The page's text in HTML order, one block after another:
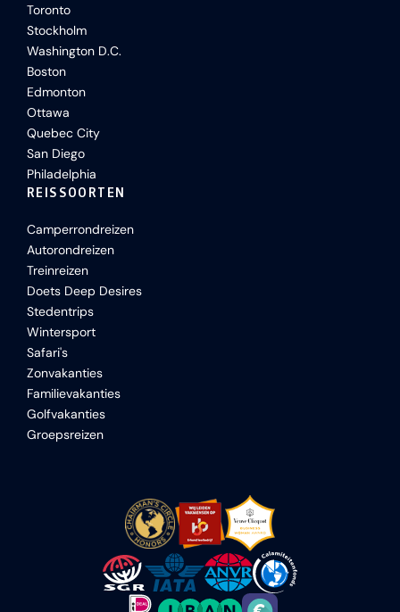
Toronto
Stockholm
Washington D.C.
Boston
Edmonton
Ottawa
Quebec City
San Diego
Philadelphia
REISSOORTEN
Camperrondreizen
Autorondreizen
Treinreizen
Doets Deep Desires
Stedentrips
Wintersport
Safari's
Zonvakanties
Familievakanties
Golfvakanties
Groepsreizen